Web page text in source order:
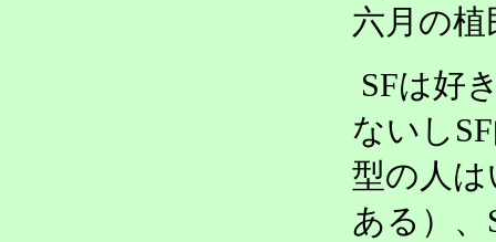
六月の
SFは好
ないし
型の人
ある）